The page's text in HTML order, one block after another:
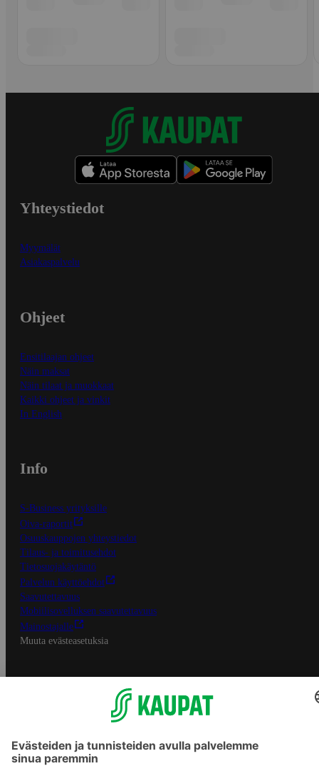
Yhteystiedot
Myymälät
Asiakaspalvelu
Ohjeet
Ensitilaajan ohjeet
Näin maksat
Näin tilaat ja muokkaat
Kaikki ohjeet ja vinkit
In English
Info
S-Business yrityksille
Oiva-raportit
Osuuskauppojen yhteystiedot
Tilaus- ja toimitusehdot
Tietosuojakäytäntö
Palvelun käyttöehdot
Saavutettavuus
Mobiilisovelluksen saavutettavuus
Mainostajalle
Muuta evästeasetuksia
S-ryhmän palvelut
Asiakasomistajuus
Yhteishyvä Ruoka -sovellus